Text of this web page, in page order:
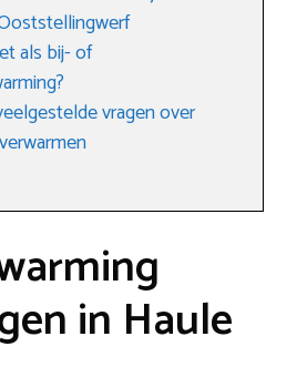
als bij- of
vragen over
in Haule